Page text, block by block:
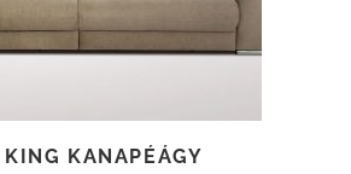
KING KANAPÉÁGY